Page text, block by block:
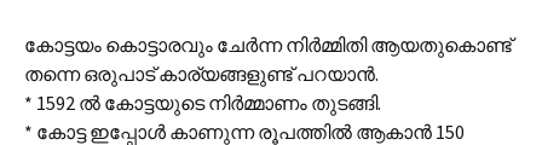
കോട്ടയം കൊട്ടാരവും ചേർന്ന നിർമ്മിതി ആയതുകൊണ്ട്
തന്നെ ഒരുപാട് കാര്യങ്ങളുണ്ട് പറയാൻ.
* 1592 ൽ കോട്ടയുടെ നിർമ്മാണം തുടങ്ങി.
* കോട്ട ഇപ്പോൾ കാണുന്ന രൂപത്തിൽ ആകാൻ 150